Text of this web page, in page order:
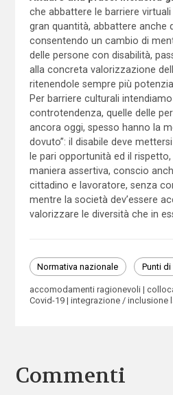
che abbattere le barriere
gran quantità, abbattere anche
consentendo un cambio di
delle persone con disabilità,
alla concreta valorizzazione
ritenendole sempre più
Per barriere culturali
controtendenza, quelle delle
ancora oggi, spesso hanno la
dovuto”: il disabile deve
le pari opportunità ed il
maniera assertiva, conscio
cittadino e lavoratore, senza
mentre la società dev’essere
valorizzare le diversità che in
Normativa nazionale Punti di
accomodamenti ragionevoli
Covid-19
integrazione / inclusione
Commenti